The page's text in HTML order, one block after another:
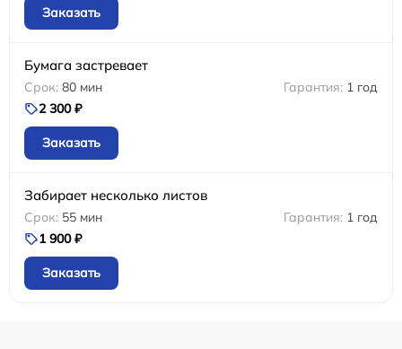
Заказать
Бумага застревает
80 мин
1 год
2 300 ₽
Заказать
Забирает несколько листов
55 мин
1 год
1 900 ₽
Заказать